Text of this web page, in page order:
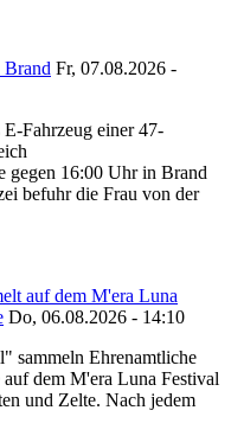
Brand Fr, 07.08.2026 -
Fahrzeug einer 47-
gegen 16:00 Uhr in Brand
befuhr die Frau von der
auf dem M'era Luna
Do, 06.08.2026 - 14:10
sammeln Ehrenamtliche
dem M'era Luna Festival
und Zelte. Nach jedem